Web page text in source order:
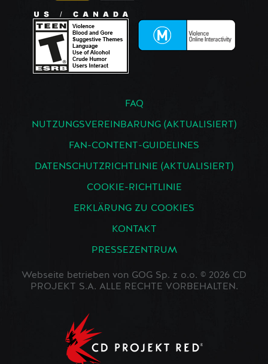
FAQ
NUTZUNGSVEREINBARUNG (AKTUALISIERT)
FAN-CONTENT-GUIDELINES
DATENSCHUTZRICHTLINIE (AKTUALISIERT)
COOKIE-RICHTLINIE
ERKLÄRUNG ZU COOKIES
KONTAKT
PRESSEZENTRUM
Webseite betrieben von GOG Sp. z o.o. © 2026 CD
PROJEKT S.A. ALLE RECHTE VORBEHALTEN.